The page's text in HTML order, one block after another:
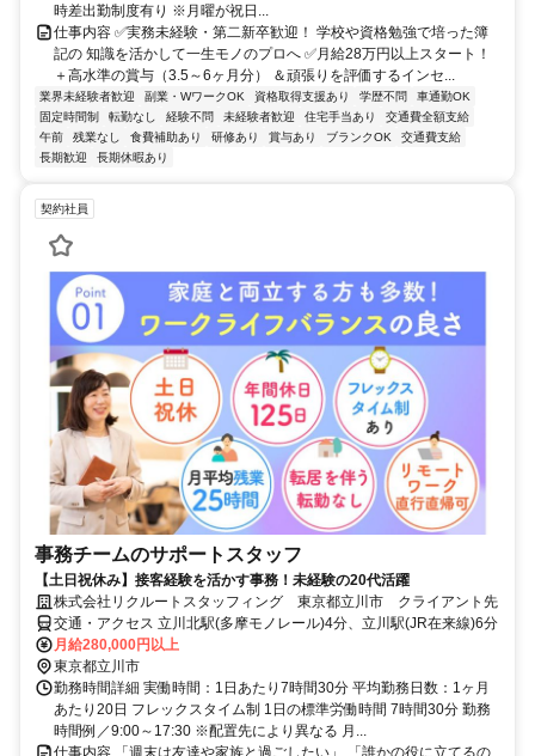
時差出勤制度有り ※月曜が祝日...
仕事内容 ✅実務未経験・第二新卒歓迎！ 学校や資格勉強で培った簿
記の 知識を活かして一生モノのプロへ ✅月給28万円以上スタート！
＋高水準の賞与（3.5～6ヶ月分） ＆頑張りを評価するインセ...
業界未経験者歓迎 副業・WワークOK 資格取得支援あり 学歴不問
車通勤OK
固定時間制
転勤なし 経験不問 未経験者歓迎 住宅手当あり
交通費全額支給
午前
残業なし 食費補助あり 研修あり 賞与あり ブランクOK
交通費支給
長期歓迎
長期休暇あり
契約社員
事務チームのサポートスタッフ
【土日祝休み】接客経験を活かす事務！未経験の20代活躍
株式会社リクルートスタッフィング 東京都立川市 クライアント先
交通・アクセス 立川北駅(多摩モノレール)4分、立川駅(JR在来線)6分
月給280,000円以上
東京都立川市
勤務時間詳細 実働時間：1日あたり7時間30分 平均勤務日数：1ヶ月
あたり20日 フレックスタイム制 1日の標準労働時間 7時間30分 勤務
時間例／9:00～17:30 ※配置先により異なる 月...
仕事内容 「週末は友達や家族と過ごしたい」 「誰かの役に立てるの